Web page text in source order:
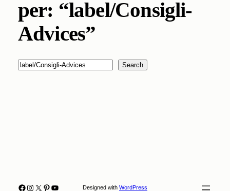
per: “label/Consigli-
Advices”
Cerca Search
Facebook
Instagram
X Pinterest
YouTubeDesigned with WordPress